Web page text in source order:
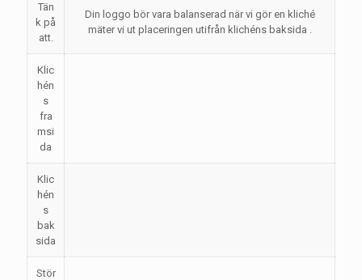
Tän
k på
att.
Din loggo bör vara balanserad när vi gör en kliché
mäter vi ut placeringen utifrån klichéns baksida .
Klic
hén
s
fra
msi
da
Klic
hén
s
bak
sida
Stör